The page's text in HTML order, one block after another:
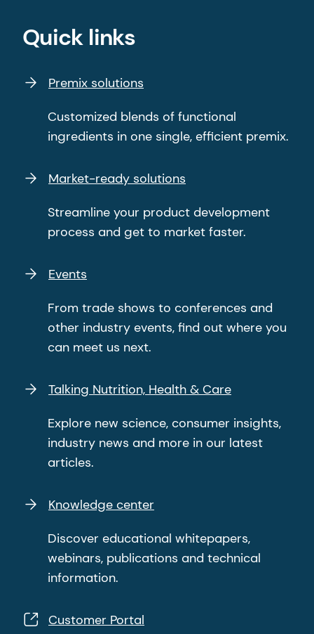
Quick links
Premix solutions
Customized blends of functional
ingredients in one single, efficient premix.
Market-ready solutions
Streamline your product development
process and get to market faster.
Events
From trade shows to conferences and
other industry events, find out where you
can meet us next.
Talking Nutrition, Health & Care
Explore new science, consumer insights,
industry news and more in our latest
articles.
Knowledge center
Discover educational whitepapers,
webinars, publications and technical
information.
Customer Portal